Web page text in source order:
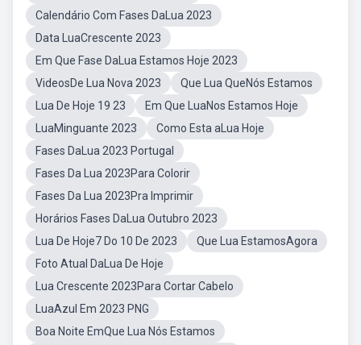
Calendário Com Fases DaLua 2023
Data LuaCrescente 2023
Em Que Fase DaLua Estamos Hoje 2023
VideosDe Lua Nova 2023
Que Lua QueNós Estamos
Lua De Hoje 19 23
Em Que LuaNos Estamos Hoje
LuaMinguante 2023
Como Esta aLua Hoje
Fases DaLua 2023 Portugal
Fases Da Lua 2023Para Colorir
Fases Da Lua 2023Pra Imprimir
Horários Fases DaLua Outubro 2023
Lua De Hoje7 Do 10 De 2023
Que Lua EstamosAgora
Foto Atual DaLua De Hoje
Lua Crescente 2023Para Cortar Cabelo
LuaAzul Em 2023 PNG
Boa Noite EmQue Lua Nós Estamos